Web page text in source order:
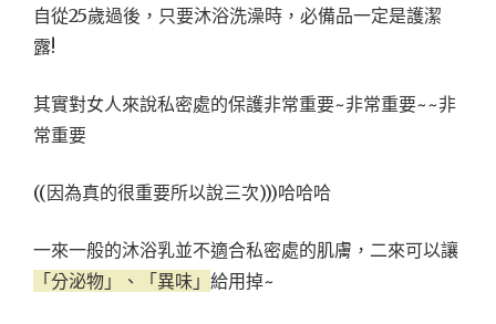
自從25歲過後，只要沐浴洗澡時，必備品一定是護潔
露!
其實對女人來說私密處的保護非常重要~非常重要~~非
常重要
((因為真的很重要所以說三次)))哈哈哈
一來一般的沐浴乳並不適合私密處的肌膚，二來可以讓
「分泌物」、「異味」 給用掉~